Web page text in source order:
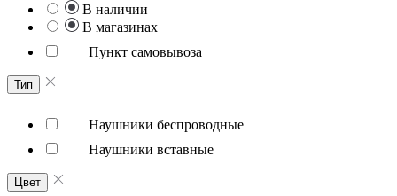
В наличии
В магазинах
Пункт самовывоза
Тип
Наушники беспроводные
Наушники вставные
Цвет